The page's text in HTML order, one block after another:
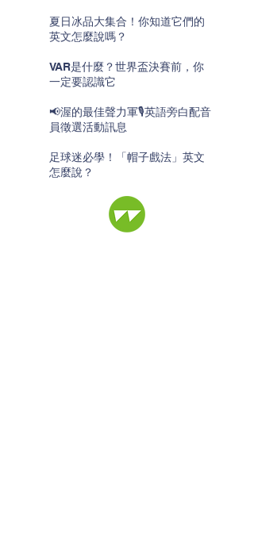
夏日冰品大集合！你知道它們的
英文怎麼說嗎？
VAR是什麼？世界盃決賽前，你
一定要認識它
📢渥的最佳聲力軍🎙️英語旁白配音
員徵選活動訊息
足球迷必學！「帽子戲法」英文
怎麼說？